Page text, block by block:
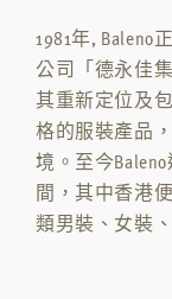
1981年,
公司「德永佳
其重新定位及
格的服裝產品
境。至今
間，其中香港
類男裝、女裝